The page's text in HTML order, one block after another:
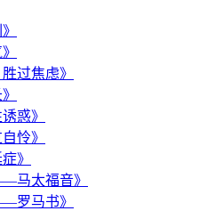
过焦虑》
惑》
怜》
》
马太福音》
罗马书》